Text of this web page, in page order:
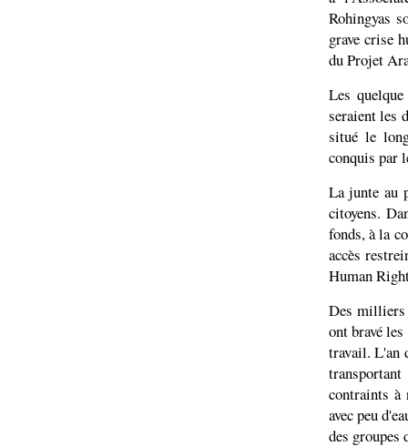
Rohingyas
grave crise
du Projet
Les
seraient les
situé le
conquis par
La junte au
citoyens.
fonds, à la
accès
Human
Des milliers
ont bravé
travail. L'an
contraints à
avec peu
des groupes